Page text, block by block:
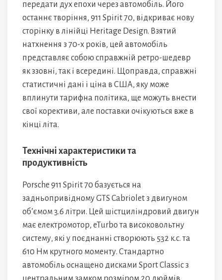
передати дух епохи через автомобіль. Його
останнє творіння, 911 Spirit 70, відкриває нову
сторінку в лінійці Heritage Design. Взятий
натхнення з 70-х років, цей автомобіль
представляє собою справжній ретро-шедевр
як ззовні, так і всередині. Щоправда, справжні
статистичні дані і ціна в США, яку може
вплинути тарифна політика, ще можуть внести
свої корективи, але поставки очікуються вже в
кінці літа.
Технічні характеристики та
продуктивність
Porsche 911 Spirit 70 базується на
задньопривідному GTS Cabriolet з двигуном
об’ємом 3.6 літри. Цей шістциліндровий двигун
має електромотор, eTurbo та високовольтну
систему, які у поєднанні створюють 532 к.с. та
610 Нм крутного моменту. Стандартно
автомобіль оснащено дисками Sport Classic з